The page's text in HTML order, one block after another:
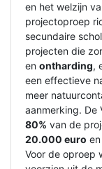
en het welzijn
projectoproep
secundaire
projecten die
en ontharding,
een effectieve
meer
aanmerking. De
80% van de
20.000 euro
Voor de oproep